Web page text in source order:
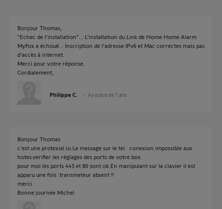
Bonjour Thomas,
"Echec de l'installation"... L'installation du Link de Home Home Alarm
MyFox a échoué... Inscription de l'adresse IPv6 et Mac correctes mais pas
d'accès à internet.
Merci pour votre réponse.
Cordialement,
Philippe C. il y a plus de 7 ans
Bonjour Thomas
c'est une protexial io.Le message sur le tel : conexion impossible aux
hotes.verifier les réglages des ports de votre box.
pour moi les ports 443 et 80 sont ok.En manipulant sur la clavier il est
apparu une fois :transmeteur absent !!
merci
Bonne journée Michel